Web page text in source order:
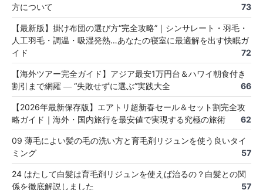
方について
73
【最新版】掛け布団の選び方“完全攻略”｜シンサレート・羽毛・
人工羽毛・調温・吸湿発熱…あなたの寝室に最適解を出す快眠ガ
イド
72
【海外ツアー完全ガイド】アジア最安1万円台＆ハワイ朝食付き
割引まで網羅 ― “失敗せずに選ぶ”実践大全
66
【2026年最新保存版】エアトリ超新春セール＆セット割完全攻
略ガイド｜海外・国内旅行を最安値で実現する究極の旅術
62
09 薄毛によい髪の毛の洗い方と育毛剤リジュンを使う良いタイ
ミング
57
24 はたして白髪は育毛剤リジュンを使えば治るの？白髪との関
係を徹底解説しました
57